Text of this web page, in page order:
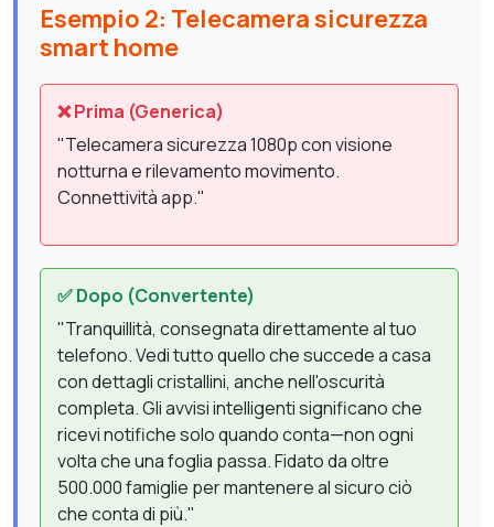
Esempio 2: Telecamera sicurezza
smart home
❌ Prima (Generica)
"Telecamera sicurezza 1080p con visione
notturna e rilevamento movimento.
Connettività app."
✅ Dopo (Convertente)
"Tranquillità, consegnata direttamente al tuo
telefono. Vedi tutto quello che succede a casa
con dettagli cristallini, anche nell'oscurità
completa. Gli avvisi intelligenti significano che
ricevi notifiche solo quando conta—non ogni
volta che una foglia passa. Fidato da oltre
500.000 famiglie per mantenere al sicuro ciò
che conta di più."